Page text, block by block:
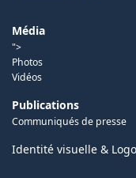
Média
">
Photos
Vidéos
Publications
Communiqués de presse
Identité visuelle & Logo